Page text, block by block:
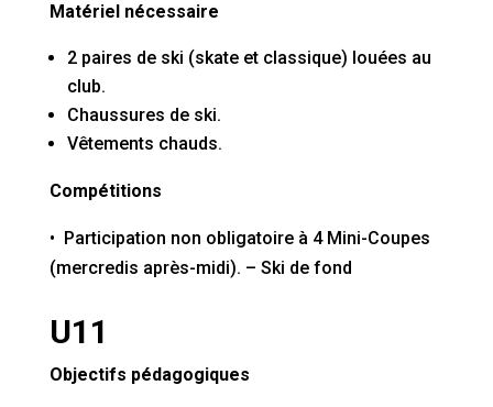
Matériel nécessaire
2 paires de ski (skate et classique) louées au
club.
Chaussures de ski.
Vêtements chauds.
Compétitions
• Participation non obligatoire à 4 Mini-Coupes
(mercredis après-midi). – Ski de fond
U11
Objectifs pédagogiques